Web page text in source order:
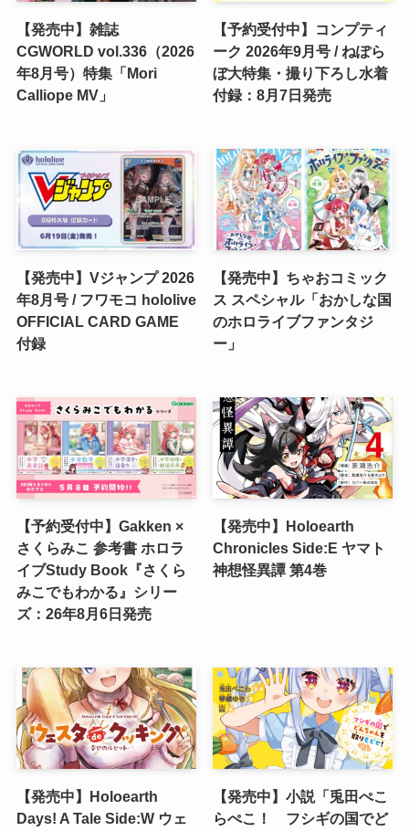
【発売中】雑誌
CGWORLD vol.336（2026
年8月号）特集「Mori
Calliope MV」
【予約受付中】コンプティ
ーク 2026年9月号 / ねぽら
ぼ大特集・撮り下ろし水着
付録：8月7日発売
【発売中】Vジャンプ 2026
年8月号 / フワモコ hololive
OFFICIAL CARD GAME
付録
【発売中】ちゃおコミック
ス スペシャル「おかしな国
のホロライブファンタジ
ー」
【予約受付中】Gakken ×
さくらみこ 参考書 ホロラ
イブStudy Book『さくら
みこでもわかる』シリー
ズ：26年8月6日発売
【発売中】Holoearth
Chronicles Side:E ヤマト
神想怪異譚 第4巻
【発売中】Holoearth
Days! A Tale Side:W ウェ
【発売中】小説「兎田ぺこ
らぺこ！ フシギの国でど